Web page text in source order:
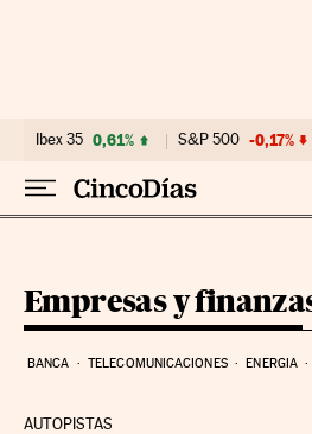
Ibex 35 0,61% S&P 500 -0,17%
Empresas y
BANCA TELECOMUNICACIONES ENERGIA
AUTOPISTAS